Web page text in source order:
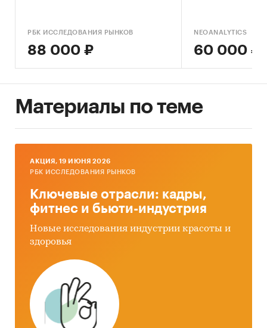
РБК ИССЛЕДОВАНИЯ РЫНКОВ
88 000 ₽
NEOANALYTICS
60 000 ₽
Материалы по теме
AКЦИЯ, 19 ИЮНЯ 2026
РБК ИССЛЕДОВАНИЯ РЫНКОВ
Ключевые отрасли: кадры,
фитнес и бьюти-индустрия
Новые исследования индустрии красоты и
здоровья